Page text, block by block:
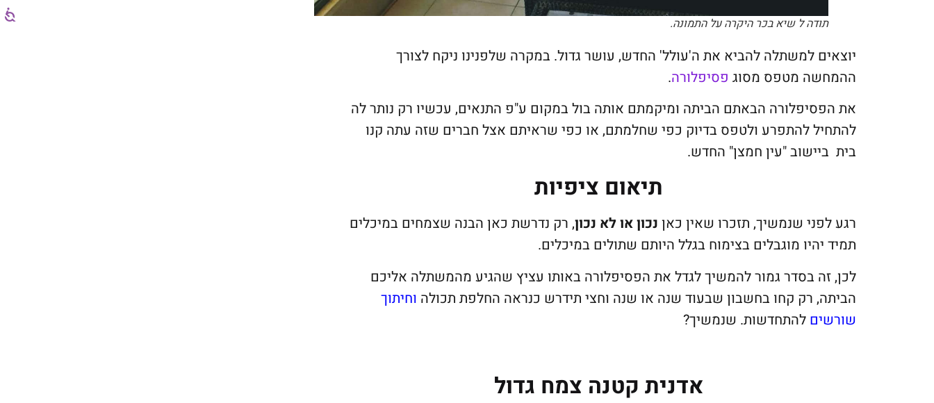
תודה ל שיא בכר היקרה על התמונה.
יוצאים למשתלה להביא את ה'עולל' החדש, עושר גדול. במקרה שלפנינו ניקח לצורך
ההמחשה מטפס מסוג פסיפלורה.
את הפסיפלורה הבאתם הביתה ומיקמתם אותה בול במקום ע"פ התנאים, עכשיו רק נותר לה
להתחיל להתפרע ולטפס בדיוק כפי שחלמתם, או כפי שראיתם אצל חברים שזה עתה קנו
בית ביישוב "עין חמצן" החדש.
תיאום ציפיות
רגע לפני שנמשיך, תזכרו שאין כאן נכון או לא נכון, רק נדרשת כאן הבנה שצמחים במיכלים
תמיד יהיו מוגבלים בצימוח בגלל היותם שתולים במיכלים.
לכן, זה בסדר גמור להמשיך לגדל את הפסיפלורה באותו עציץ שהגיע מהמשתלה אליכם
הביתה, רק קחו בחשבון שבעוד שנה או שנה וחצי תידרש כנראה החלפת תכולה וחיתוך
שורשים להתחדשות. שנמשיך?
אדנית קטנה צמח גדול